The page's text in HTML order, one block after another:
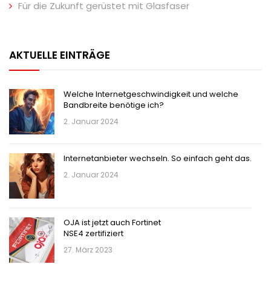
Für die Zukunft gerüstet mit Glasfaser
AKTUELLE EINTRÄGE
Welche Internetgeschwindigkeit und welche
Bandbreite benötige ich?
2. Januar 2024
Internetanbieter wechseln. So einfach geht das.
2. Januar 2024
OJA ist jetzt auch Fortinet
NSE4 zertifiziert
27. März 2023